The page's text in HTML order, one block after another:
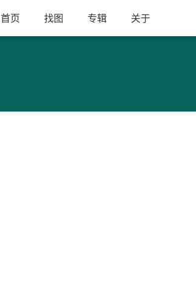
首页 找图 专辑 关于